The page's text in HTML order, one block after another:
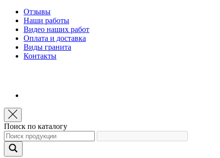
Отзывы
Наши работы
Видео наших работ
Оплата и доставка
Виды гранита
Контакты
Поиск по каталогу